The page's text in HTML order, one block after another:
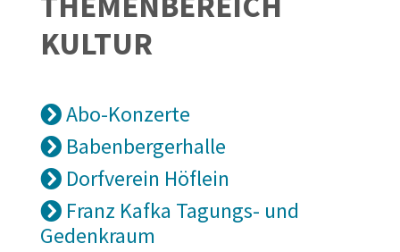
KULTUR
Abo-Konzerte
Babenbergerhalle
Dorfverein Höflein
Franz Kafka Tagungs- und
Gedenkraum